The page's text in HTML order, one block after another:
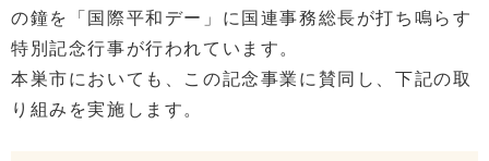
の鐘を「国際平和デー」に国連事務総長が打ち鳴らす
特別記念行事が行われています。
本巣市においても、この記念事業に賛同し、下記の取
り組みを実施します。